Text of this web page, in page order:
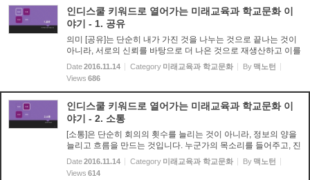
인디스쿨 키워드로 열어가는 미래교육과 학교문화 이
야기 - 1. 공유
의미 [공유]는 단순히 내가 가진 것을 나누는 것으로 끝나는 것이
아니라, 서로의 신뢰를 바탕으로 더 나은 것으로 재생산하고 이를
또 다시 공유하는 순환의 과정이 중요합니다. 공유와 공짜는 엄밀
히 구분되어야겠죠. 실천 공유를 위해서는 제대로 기록하는 ...
Date2016.11.14 Category 미래교육과 학교문화 By 맥노턴
Views 686
인디스쿨 키워드로 열어가는 미래교육과 학교문화 이
야기 - 2. 소통
[소통]은 단순히 회의의 횟수를 늘리는 것이 아니라, 정보의 양을
늘리고 흐름을 만드는 것입니다. 누군가의 목소리를 들어주고, 진
심으로 반응해주는 과정이 인디스쿨에서 일어나고 있습니다. 말
보다 글로 전달되는 정보이기에 더 신중하고 사뭇 진지한 분위...
Date2016.11.14 Category 미래교육과 학교문화 By 맥노턴
Views 614